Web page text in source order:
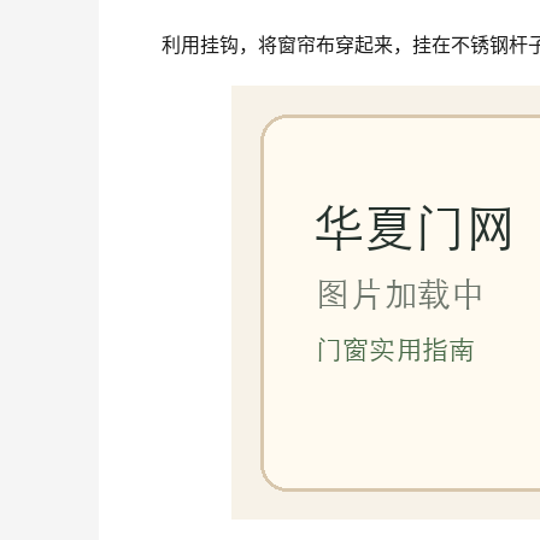
利用挂钩，将窗帘布穿起来，挂在不锈钢杆